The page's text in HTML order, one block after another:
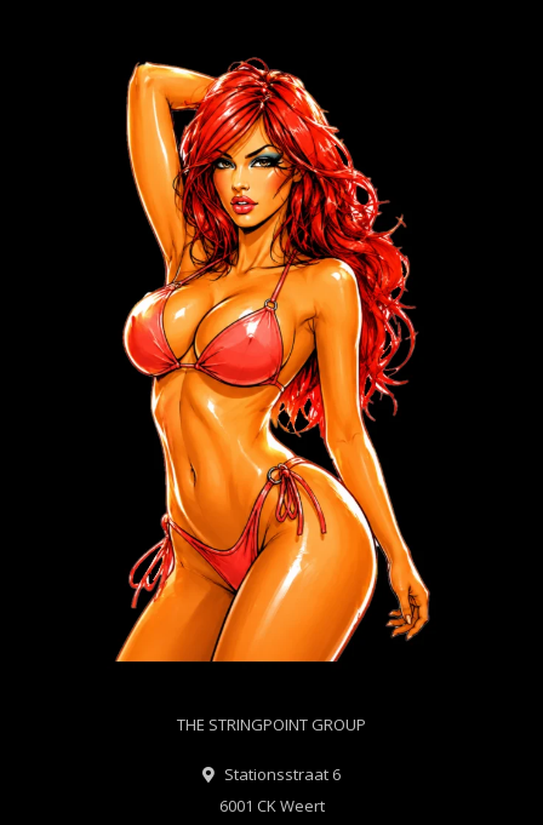
THE STRINGPOINT GROUP
Stationsstraat 6
6001 CK Weert